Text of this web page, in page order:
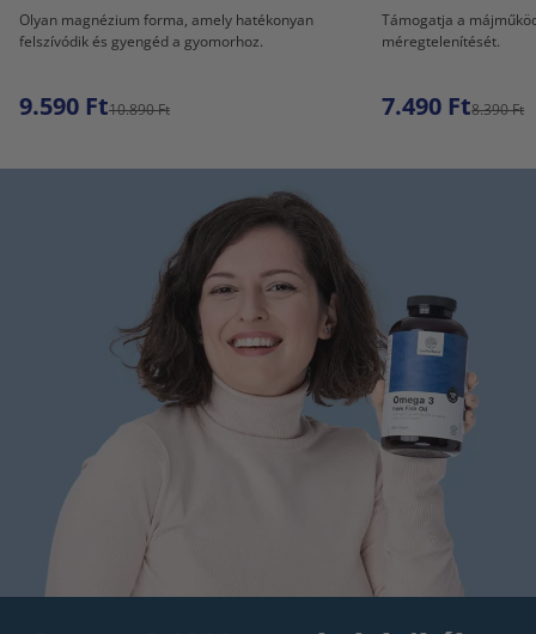
Olyan magnézium forma, amely hatékonyan
felszívódik és gyengéd a gyomorhoz.
9.590 Ft10.890 Ft
Támogatja a
méregtelenítését.
7.490 Ft8.390 Ft